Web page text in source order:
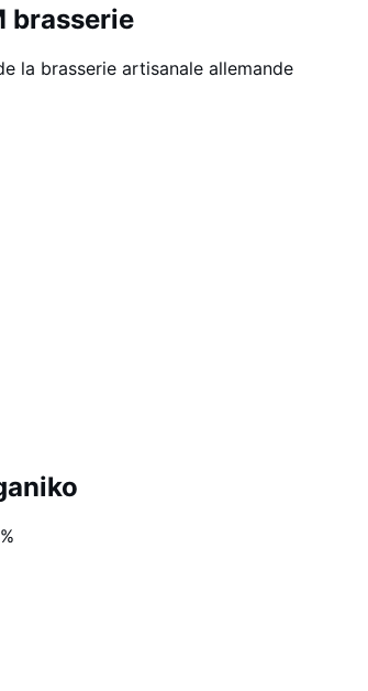
brasserie
la brasserie artisanale allemande